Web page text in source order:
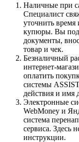
Наличные при
Специалист
уточнить время
купюры. Вы
документы,
товар и чек.
Безналичный
интернет-
оплатить
системы
действия и имя
Электронные
WebMoney и
система
сервиса. Здесь
инструкции.